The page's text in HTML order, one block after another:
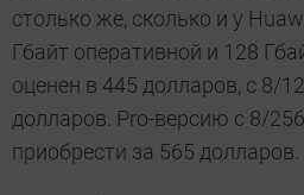
столько же, сколько и у
Гбайт оперативной и 128
оценен в 445 долларов, с 8/
долларов. Pro-версию с 8/
приобрести за 565 долларов.